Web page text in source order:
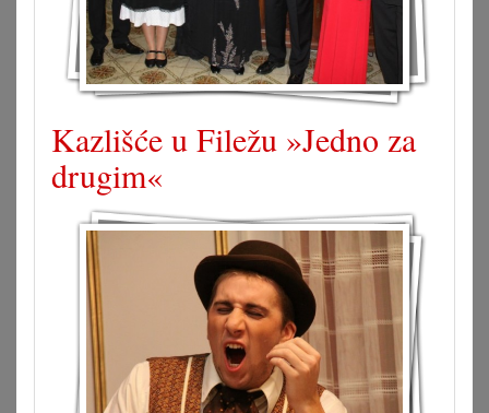
Kazlišće u Filežu »Jedno za
drugim«